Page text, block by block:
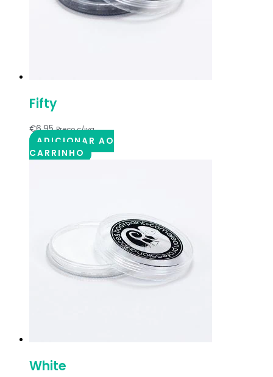
Fifty
€6.95 Preço c/iva
ADICIONAR AO
CARRINHO
White